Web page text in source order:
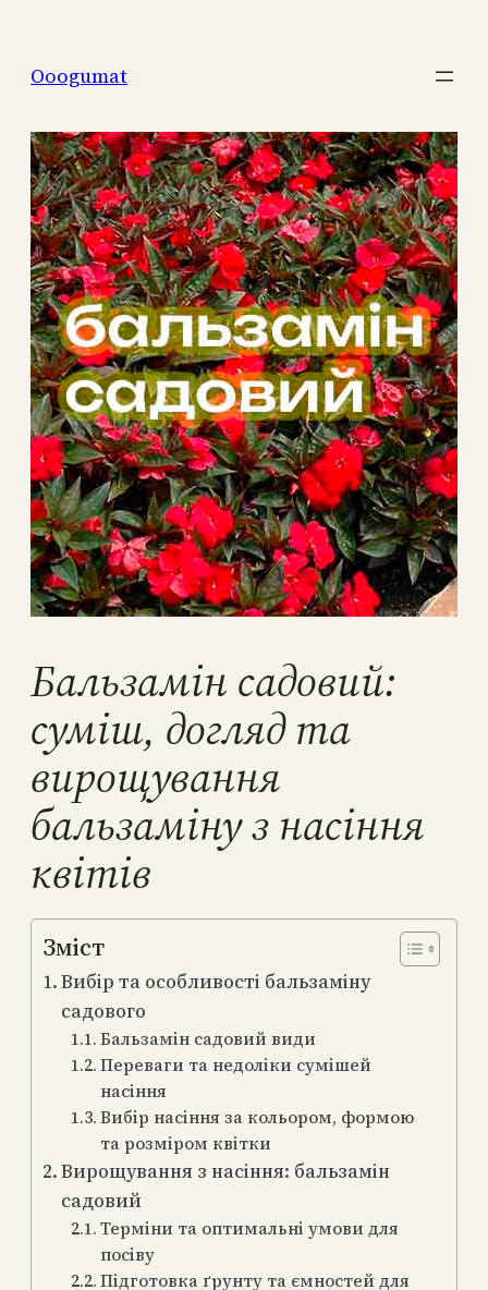
содержимому
Ooogumat
Бальзамін садовий:
суміш, догляд та
вирощування
бальзаміну з насіння
квітів
Зміст
Вибір та особливості бальзаміну
садового
Бальзамін садовий види
Переваги та недоліки сумішей
насіння
Вибір насіння за кольором, формою
та розміром квітки
Вирощування з насіння: бальзамін
садовий
Терміни та оптимальні умови для
посіву
Підготовка ґрунту та ємностей для